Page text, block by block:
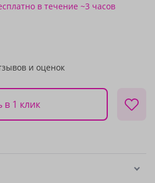
в течение ~3 часов
и оценок
в 1 клик